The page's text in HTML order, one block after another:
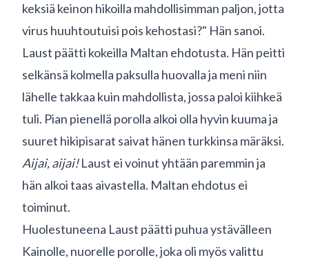
keksiä keinon hikoilla mahdollisimman paljon, jotta
virus huuhtoutuisi pois kehostasi?" Hän sanoi.
Laust päätti kokeilla Maltan ehdotusta. Hän peitti
selkänsä kolmella paksulla huovalla ja meni niin
lähelle takkaa kuin mahdollista, jossa paloi kiihkeä
tuli. Pian pienellä porolla alkoi olla hyvin kuuma ja
suuret hikipisarat saivat hänen turkkinsa märäksi.
Aijai, aijai!Laust ei voinut yhtään paremmin ja
hän alkoi taas aivastella. Maltan ehdotus ei
toiminut.
Huolestuneena Laust päätti puhua ystävälleen
Kainolle, nuorelle porolle, joka oli myös valittu